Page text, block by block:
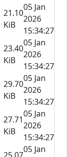
21.10
KiB
05 Jan
2026
15:34:27
23.40
KiB
05 Jan
2026
15:34:27
29.70
KiB
05 Jan
2026
15:34:27
27.71
KiB
05 Jan
2026
15:34:27
05 Jan